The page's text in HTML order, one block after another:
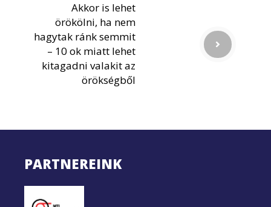
Akkor is lehet
örökölni, ha nem
hagytak ránk semmit
– 10 ok miatt lehet
kitagadni valakit az
örökségből
PARTNEREINK